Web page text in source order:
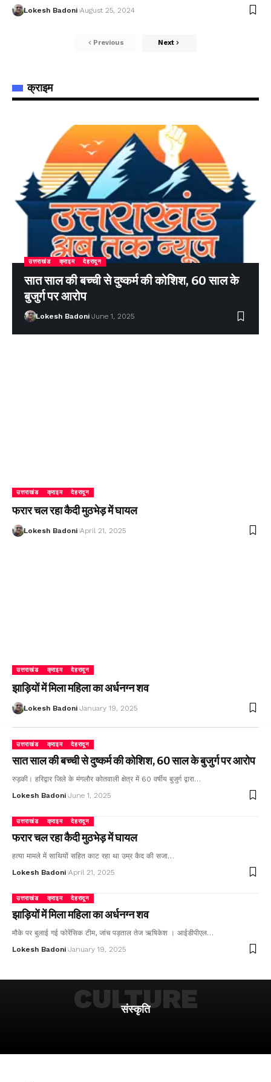
Lokesh Badoni August 25, 2024
Previous Next
क्राइम
उत्तराखंड क्राइम देहरादून
सात साल की बच्ची से दुष्कर्म की कोशिश, 60 साल के
बुजुर्ग पर आरोप
Lokesh Badoni June 1, 2025
उत्तराखंड क्राइम देहरादून
फरार चल रहा कैदी मुठभेड़ में घायल
Lokesh Badoni April 21, 2025
उत्तराखंड क्राइम देहरादून
झाड़ियों में मिला महिला का अर्धनग्न शव
Lokesh Badoni January 19, 2025
उत्तराखंड क्राइम देहरादून
सात साल की बच्ची से दुष्कर्म की कोशिश, 60 साल के बुजुर्ग पर आरोप
रुड़की। हरिद्वार जिले के मंगलौर कोतवाली क्षेत्र में 60 वर्षीय बुजुर्ग द्वारा…
Lokesh Badoni June 1, 2025
उत्तराखंड क्राइम देहरादून
फरार चल रहा कैदी मुठभेड़ में घायल
हत्या मामले में साथियों सहित काट रहा था उम्र कैद की सजा…
Lokesh Badoni April 21, 2025
उत्तराखंड क्राइम देहरादून
झाड़ियों में मिला महिला का अर्धनग्न शव
मौके पर बुलाई गई फोरेंसिक टीम, जांच पड़ताल तेज ऋषिकेश । आईडीपीएल…
Lokesh Badoni January 19, 2025
संस्कृति
CULTURE